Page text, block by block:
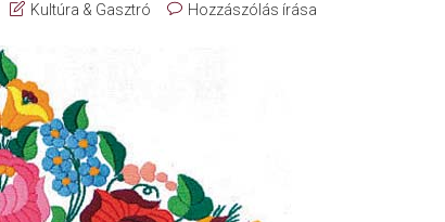
Kultúra & Gasztró Hozzászólás írása